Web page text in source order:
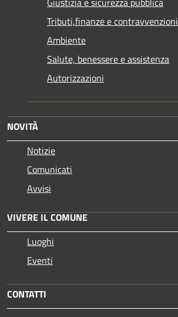
Tributi,finanze e contravvenzioni
Ambiente
Salute, benessere e assistenza
Autorizzazioni
NOVITÀ
Notizie
Comunicati
Avvisi
VIVERE IL COMUNE
Luoghi
Eventi
CONTATTI